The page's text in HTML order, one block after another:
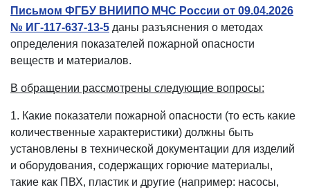
Письмом ФГБУ ВНИИПО МЧС России от 09.04.2026
№ ИГ-117-637-13-5 даны разъяснения о методах
определения показателей пожарной опасности
веществ и материалов.
В обращении рассмотрены следующие вопросы:
1. Какие показатели пожарной опасности (то есть какие
количественные характеристики) должны быть
установлены в технической документации для изделий
и оборудования, содержащих горючие материалы,
такие как ПВХ, пластик и другие (например: насосы,